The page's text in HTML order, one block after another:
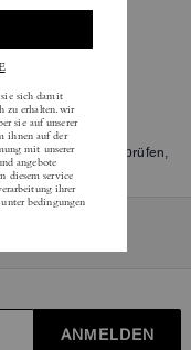
Bewertungen überprüfen,
ANMELDEN